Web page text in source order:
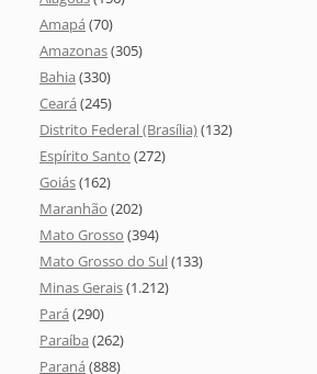
Amapá (70)
Amazonas(305)
Bahia (330)
Ceará (245)
Distrito Federal (Brasília)(132)
Espírito Santo (272)
Goiás(162)
Maranhão (202)
Mato Grosso (394)
Mato Grosso do Sul(133)
Minas Gerais(1.212)
Pará (290)
Paraíba (262)
Paraná (888)